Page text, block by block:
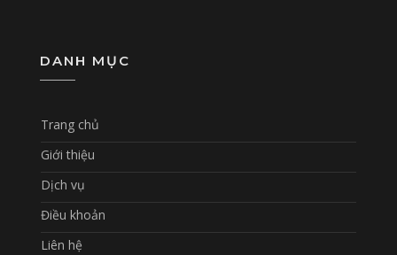
DANH MỤC
Trang chủ
Giới thiệu
Dịch vụ
Điều khoản
Liên hệ